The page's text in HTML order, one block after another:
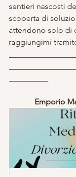
sentieri nascosti
scoperta di
attendono solo di
raggiungimi
Emporio